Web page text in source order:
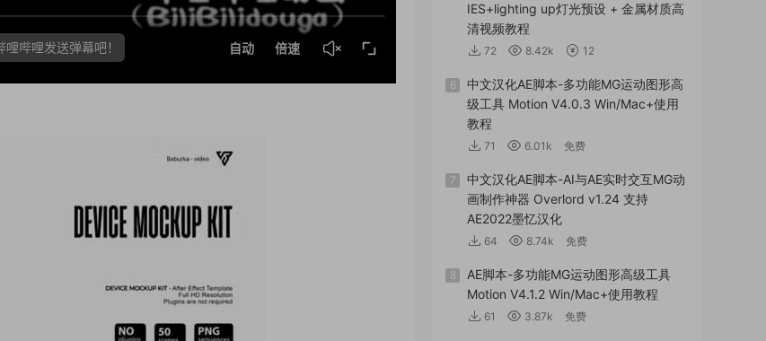
IES+lighting up灯光预设 + 金属材质高
清视频教程
72 8.42k 12
6
中文汉化AE脚本-多功能MG运动图形高
级工具 Motion V4.0.3 Win/Mac+使用
教程
71 6.01k 免费
7
中文汉化AE脚本-AI与AE实时交互MG动
画制作神器 Overlord v1.24 支持
AE2022墨忆汉化
64 8.74k 免费
8
AE脚本-多功能MG运动图形高级工具
Motion V4.1.2 Win/Mac+使用教程
61 3.87k 免费